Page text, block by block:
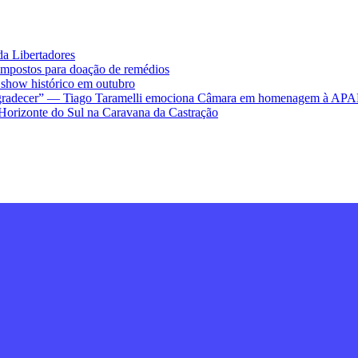
Libertadores
para doação de remédios
histórico em outubro
— Tiago Taramelli emociona Câmara em homenagem à
do Sul na Caravana da Castração